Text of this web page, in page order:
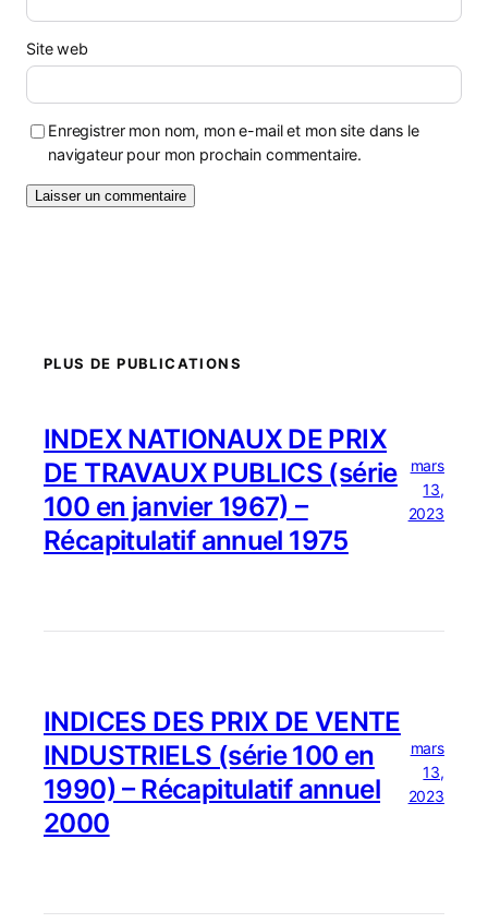
Site web
Enregistrer mon nom, mon e-mail et mon site dans le
navigateur pour mon prochain commentaire.
PLUS DE PUBLICATIONS
INDEX NATIONAUX DE PRIX
DE TRAVAUX PUBLICS (série
100 en janvier 1967) –
Récapitulatif annuel 1975
mars
13,
2023
INDICES DES PRIX DE VENTE
INDUSTRIELS (série 100 en
1990) – Récapitulatif annuel
2000
mars
13,
2023